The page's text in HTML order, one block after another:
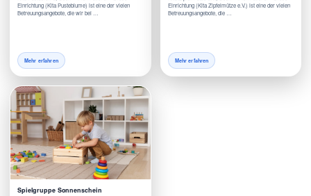
Einrichtung (Kita Pusteblume) ist eine der vielen
Betreuungsangebote, die wir bei …
Mehr erfahren
Einrichtung (Kita Zipfelmütze e.V.) ist eine der vielen
Betreuungsangebote, die …
Mehr erfahren
Spielgruppe Sonnenschein